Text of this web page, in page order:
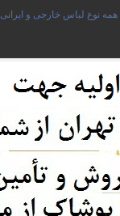
همه نوع لباس خارجی و ایرانی